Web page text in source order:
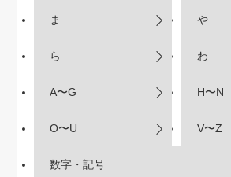
ま や
ら わ
A〜G H〜N
O〜U V〜Z
数字・記号